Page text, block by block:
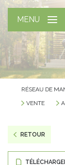
MENU
RÉSEAU DE
VENTE
RETOUR